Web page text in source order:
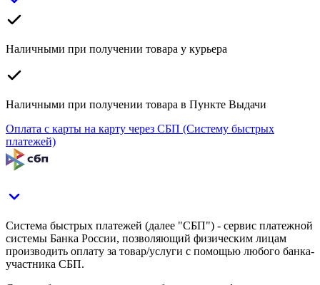
Наличными при получении товара у курьера
Наличными при получении товара в Пункте Выдачи
Оплата с карты на карту через СБП (Систему быстрых
платежей)
Система быстрых платежей (далее "СБП") - сервис платежной
системы Банка России, позволяющий физическим лицам
производить оплату за товар/услуги с помощью любого банка-
участника СБП.